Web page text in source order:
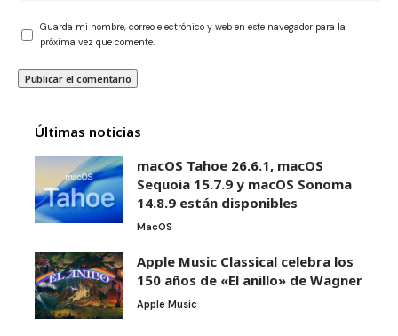
Guarda mi nombre, correo electrónico y web en este navegador para la
próxima vez que comente.
Últimas noticias
macOS Tahoe 26.6.1, macOS
Sequoia 15.7.9 y macOS Sonoma
14.8.9 están disponibles
MacOS
Apple Music Classical celebra los
150 años de «El anillo» de Wagner
Apple Music